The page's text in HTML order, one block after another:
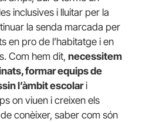
inclusives i lluitar per la
la senda marcada per
en pro de l’habitatge i en
Com hem dit, necessitem
formar equips de
l’àmbit escolari
on viuen i creixen els
conèixer, saber com són